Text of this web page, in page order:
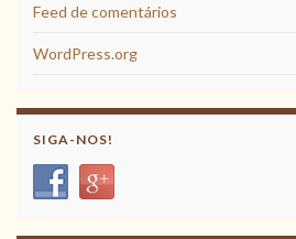
Feed de comentários
WordPress.org
SIGA-NOS!